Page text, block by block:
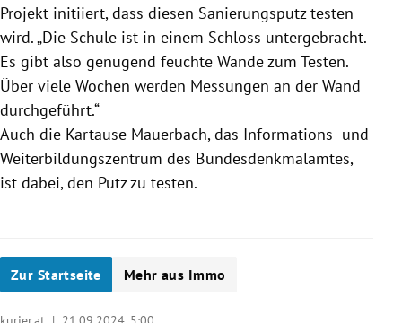
Projekt initiiert, dass diesen Sanierungsputz testen
wird. „Die Schule ist in einem Schloss untergebracht.
Es gibt also genügend feuchte Wände zum Testen.
Über viele Wochen werden Messungen an der Wand
durchgeführt.“
Auch die Kartause Mauerbach, das Informations- und
Weiterbildungszentrum des Bundesdenkmalamtes,
ist dabei, den Putz zu testen.
Zur Startseite Mehr aus Immo